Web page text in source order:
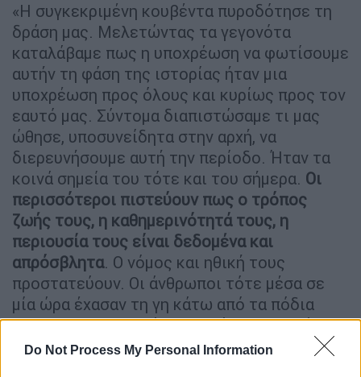
Do Not Process My Personal Information
«Η συγκεκριμένη κουβέντα πυροδότησε τη
δράση μας. Μελετώντας τα γεγονότα
καταλάβαμε πως η υποχρέωση να φωτίσουμε
αυτήν τη φάση της ιστορίας ήταν μια
υποχρέωση προς όλους και κυρίως προς τον
εαυτό μας. Σύντομα διαπιστώσαμε τι μας
ώθησε, υποσυνείδητα στην αρχή, να
διερευνήσουμε αυτή την περίοδο. Ήταν τα
κοινά σημεία του τότε και του σήμερα. Οι
περισσότεροι πιστεύουν πως ο τρόπος
ζωής τους, η καθημερινότητά τους, η
περιουσία τους είναι δεδομένα και
απρόσβλητα. Ο νόμος και ηθική τους
προστατεύουν. Οι άνθρωποι τότε μέσα σε
μία ώρα έχασαν τη γη κάτω από τα πόδια
τους. Εθελοτυφλούμε. Τα πάντα μπορούν να
συμβούν και τα πάντα μπορούν να